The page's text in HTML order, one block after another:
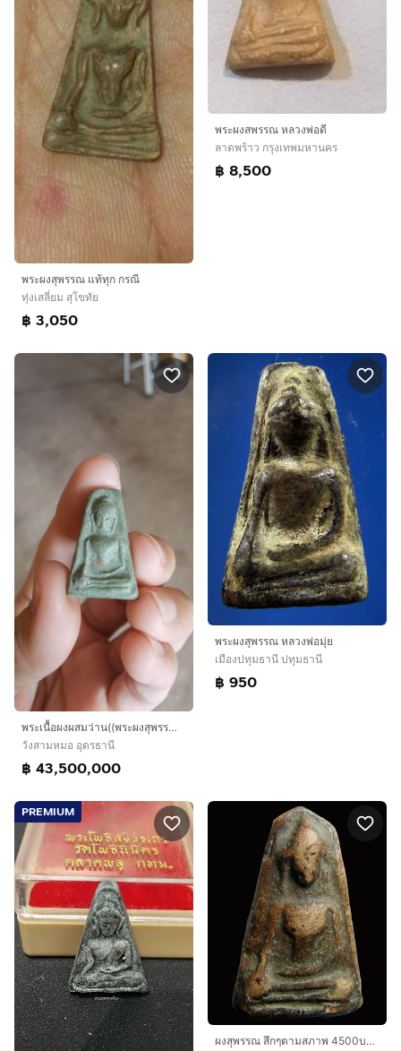
พระผงสุพรรณ แท้ทุก กรณี
ทุ่งเสลี่ยม สุโขทัย
฿ 3,050
พระผงสพรรณ หลวงพ่อดี
ลาดพร้าว กรุงเทพมหานคร
฿ 8,500
พระเนื้อผงผสมว่าน((พระผงสุพรรณ)(มีส่วนผสมของเนื้อผงเก่า)(พระหลวงพ่อฮวด)(วุฒิคุณ)(วัดดอนโพธิ์ทอง)(จังหวัดสุพรรณบุรี))พระเครื่องรางของมงคล
วังสามหมอ อุดรธานี
฿ 43,500,000
พระผงสุพรรณ หลวงพ่อมุ่ย
เมืองปทุมธานี ปทุมธานี
฿ 950
PREMIUM
ผงสุพรรณ สึกๆตามสภาพ 4500บาท สนใจโทร 083-0331090 ทศ